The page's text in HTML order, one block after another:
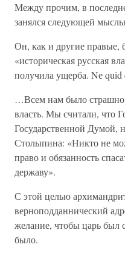
Между прочим, в
занялся следующей
Он, как и другие правые,
«историческая русская
получила ущерба. Nе
…Всем нам было
власть. Мы считали, что
Государственной Думой,
Столыпина: «Никто не
право и обязанность
державу».
С этой целью
верноподданнический
желание, чтобы царь был
было.